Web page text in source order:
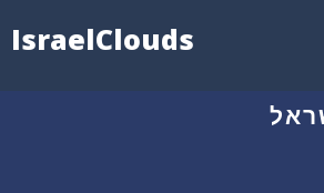
IsraelClouds